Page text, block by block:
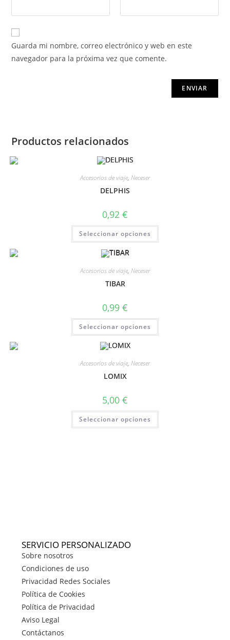
Guarda mi nombre, correo electrónico y web en este
navegador para la próxima vez que comente.
Productos relacionados
Accesorios de viaje, Neceser
DELPHIS
0,92 €
Seleccionar opciones
Accesorios de viaje, Neceser
TIBAR
0,99 €
Seleccionar opciones
Accesorios de viaje, Neceser
LOMIX
5,00 €
Seleccionar opciones
SERVICIO PERSONALIZADO
Sobre nosotros
Condiciones de uso
Privacidad Redes Sociales
Política de Cookies
Política de Privacidad
Aviso Legal
Contáctanos